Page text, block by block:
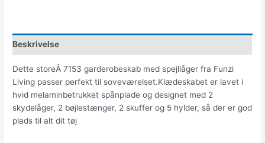
Beskrivelse
Dette storeÂ 7153 garderobeskab med spejllåger fra Funzi
Living passer perfekt til soveværelset.Klædeskabet er lavet i
hvid melaminbetrukket spånplade og designet med 2
skydelåger, 2 bøjlestænger, 2 skuffer og 5 hylder, så der er god
plads til alt dit tøj